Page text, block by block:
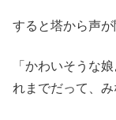
すると塔から声が
「かわいそうな
れまでだって、